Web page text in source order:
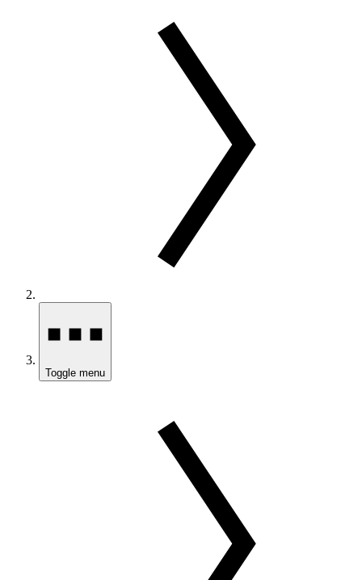
Toggle menu